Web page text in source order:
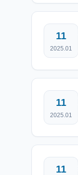
11
2025.01
11
2025.01
11